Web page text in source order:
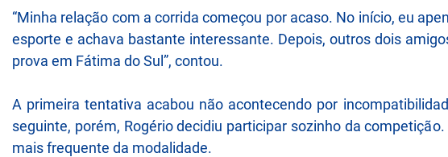
“Minha relação com a corrida começou por acaso. No início, eu
esporte e achava bastante interessante. Depois, outros dois
prova em Fátima do Sul”, contou.
A primeira tentativa acabou não acontecendo por
seguinte, porém, Rogério decidiu participar sozinho da
mais frequente da modalidade.